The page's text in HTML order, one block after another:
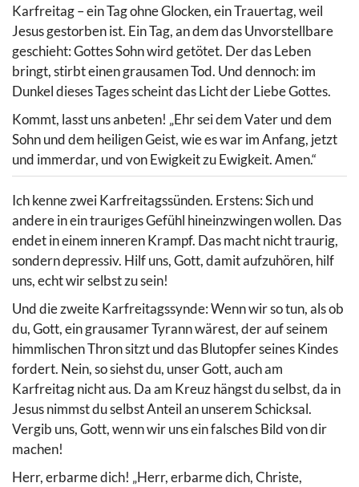
Karfreitag – ein Tag ohne Glocken, ein Trauertag, weil
Jesus gestorben ist. Ein Tag, an dem das Unvorstellbare
geschieht: Gottes Sohn wird getötet. Der das Leben
bringt, stirbt einen grausamen Tod. Und dennoch: im
Dunkel dieses Tages scheint das Licht der Liebe Gottes.
Kommt, lasst uns anbeten! „Ehr sei dem Vater und dem
Sohn und dem heiligen Geist, wie es war im Anfang, jetzt
und immerdar, und von Ewigkeit zu Ewigkeit. Amen.“
Ich kenne zwei Karfreitagssünden. Erstens: Sich und
andere in ein trauriges Gefühl hineinzwingen wollen. Das
endet in einem inneren Krampf. Das macht nicht traurig,
sondern depressiv. Hilf uns, Gott, damit aufzuhören, hilf
uns, echt wir selbst zu sein!
Und die zweite Karfreitagssynde: Wenn wir so tun, als ob
du, Gott, ein grausamer Tyrann wärest, der auf seinem
himmlischen Thron sitzt und das Blutopfer seines Kindes
fordert. Nein, so siehst du, unser Gott, auch am
Karfreitag nicht aus. Da am Kreuz hängst du selbst, da in
Jesus nimmst du selbst Anteil an unserem Schicksal.
Vergib uns, Gott, wenn wir uns ein falsches Bild von dir
machen!
Herr, erbarme dich! „Herr, erbarme dich, Christe,